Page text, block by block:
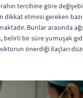
tercihine göre
dikkat etmesi gereken
Bunlar arasında
belirli bir süre yumuşak
önerdiği ilaçları